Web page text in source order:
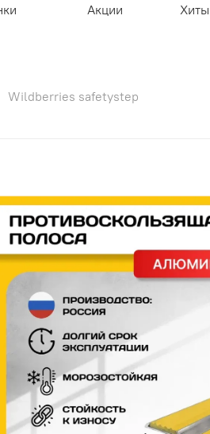
Акции
Wildberries safetystep